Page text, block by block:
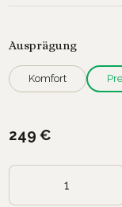
Ausprägung
Komfort
249 €
Produkt Anzahl: Gib